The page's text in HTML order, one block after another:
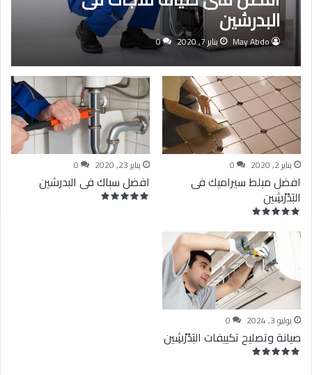
البدرشين
May Abdo يناير 7, 2020 0
يناير 2, 2020 0
افضل مبلط سيراميك فى
البَدْرْشِين
يناير 23, 2020 0
افضل سباك فى البدرشين
يوليو 3, 2024 0
صيانة وتصليح تكييفات البَدْرْشِين